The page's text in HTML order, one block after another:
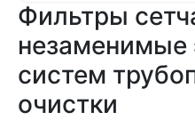
Фильтры
незаменимые
систем
очистки